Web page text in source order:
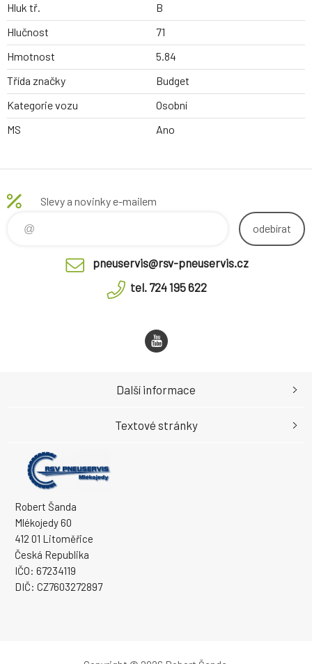
Hluk tř.
B
Hlučnost
71
Hmotnost
5.84
Třída značky
Budget
Kategorie vozu
Osobní
MS
Ano
Slevy a novinky e-mailem
odebírat
pneuservis@rsv-pneuservis.cz
tel. 724 195 622
Robert Šanda
Mlékojedy 60
412 01 Litoměřice
Česká Republika
IČO: 67234119
DIČ: CZ7603272897
Další informace
Textové stránky